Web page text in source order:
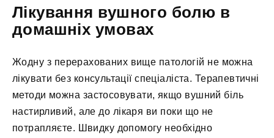
Лікування вушного болю в
домашніх умовах
Жодну з перерахованих вище патологій не можна
лікувати без консультації спеціаліста. Терапевтичні
методи можна застосовувати, якщо вушний біль
настирливий, але до лікаря ви поки що не
потрапляєте. Швидку допомогу необхідно